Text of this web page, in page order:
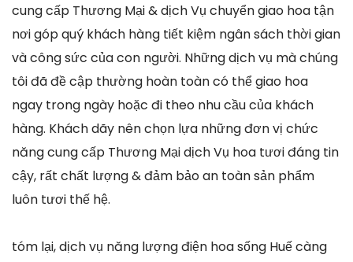
cung cấp Thương Mại & dịch Vụ chuyển giao hoa tận
nơi góp quý khách hàng tiết kiệm ngân sách thời gian
và công sức của con người. Những dịch vụ mà chúng
tôi đã đề cập thường hoàn toàn có thể giao hoa
ngay trong ngày hoặc đi theo nhu cầu của khách
hàng. Khách dãy nên chọn lựa những đơn vị chức
năng cung cấp Thương Mại dịch Vụ hoa tươi đáng tin
cậy, rất chất lượng & đảm bảo an toàn sản phẩm
luôn tươi thế hệ.
tóm lại, dịch vụ năng lượng điện hoa sống Huế càng